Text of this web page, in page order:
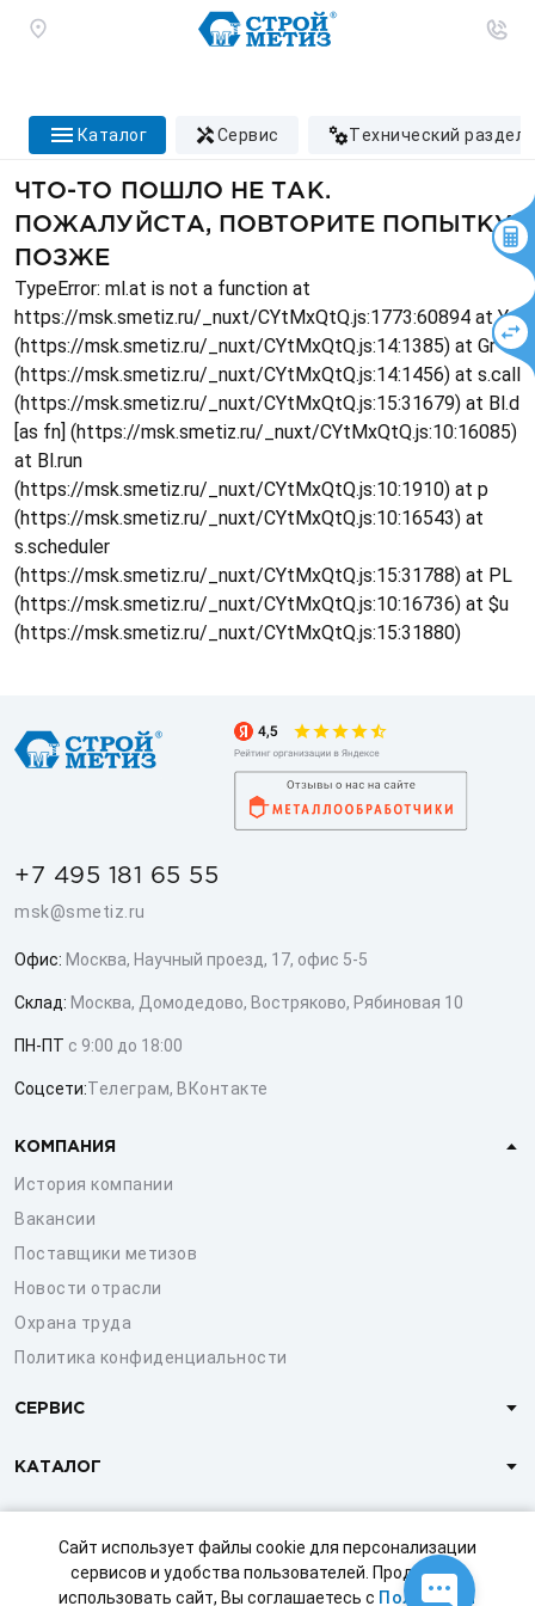
Сайт использует файлы cookie для персонализации
сервисов и удобства пользователей. Продолжая
использовать сайт, Вы соглашаетесь с Политикой
каталог сервис технический раздел
ЧТО-ТО ПОШЛО НЕ ТАК.
ПОЖАЛУЙСТА, ПОВТОРИТЕ ПОПЫТКУ
ПОЗЖЕ
TypeError: ml.at is not a function at
https://msk.smetiz.ru/_nuxt/CYtMxQtQ.js:1773:60894 at Ys
(https://msk.smetiz.ru/_nuxt/CYtMxQtQ.js:14:1385) at Gr
(https://msk.smetiz.ru/_nuxt/CYtMxQtQ.js:14:1456) at s.call
(https://msk.smetiz.ru/_nuxt/CYtMxQtQ.js:15:31679) at Bl.d
[as fn] (https://msk.smetiz.ru/_nuxt/CYtMxQtQ.js:10:16085)
at Bl.run
(https://msk.smetiz.ru/_nuxt/CYtMxQtQ.js:10:1910) at p
(https://msk.smetiz.ru/_nuxt/CYtMxQtQ.js:10:16543) at
s.scheduler
(https://msk.smetiz.ru/_nuxt/CYtMxQtQ.js:15:31788) at PL
(https://msk.smetiz.ru/_nuxt/CYtMxQtQ.js:10:16736) at $u
(https://msk.smetiz.ru/_nuxt/CYtMxQtQ.js:15:31880)
+7 495 181 65 55
msk@smetiz.ru
Офис: Москва, Научный проезд, 17, офис 5-5
Склад: Москва, Домодедово, Востряково, Рябиновая 10
ПН-ПТ с 9:00 до 18:00
Соцсети:Телеграм, ВКонтакте
КОМПАНИЯ
История компании
Вакансии
Поставщики метизов
Новости отрасли
Охрана труда
Политика конфиденциальности
СЕРВИС
КАТАЛОГ